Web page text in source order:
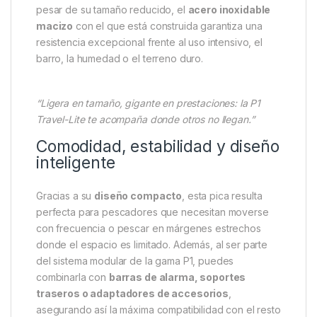
pesar de su tamaño reducido, el acero inoxidable
macizo con el que está construida garantiza una
resistencia excepcional frente al uso intensivo, el
barro, la humedad o el terreno duro.
“Ligera en tamaño, gigante en prestaciones: la P1
Travel-Lite te acompaña donde otros no llegan.”
Comodidad, estabilidad y diseño
inteligente
Gracias a su diseño compacto , esta pica resulta
perfecta para pescadores que necesitan moverse
con frecuencia o pescar en márgenes estrechos
donde el espacio es limitado. Además, al ser parte
del sistema modular de la gama P1, puedes
combinarla con barras de alarma, soportes
traseros o adaptadores de accesorios
asegurando así la máxima compatibilidad con el resto